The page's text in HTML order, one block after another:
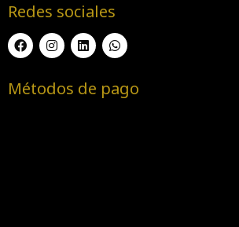
Redes sociales
Métodos de pago